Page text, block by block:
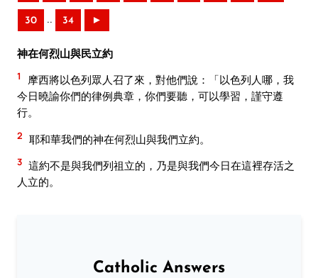
30 .. 34 ►
神在何烈山與民立約
1
摩西將以色列眾人召了來，對他們說：「以色列人哪，我
今日曉諭你們的律例典章，你們要聽，可以學習，謹守遵
行。
2 耶和華我們的神在何烈山與我們立約。
3 這約不是與我們列祖立的，乃是與我們今日在這裡存活之
人立的。
Catholic Answers